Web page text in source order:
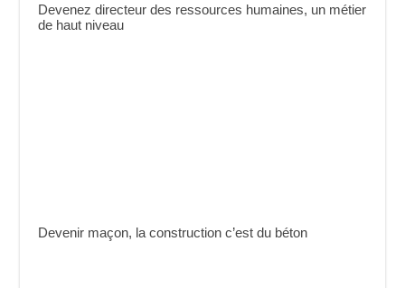
Devenez directeur des ressources humaines, un métier
de haut niveau
Devenir maçon, la construction c’est du béton